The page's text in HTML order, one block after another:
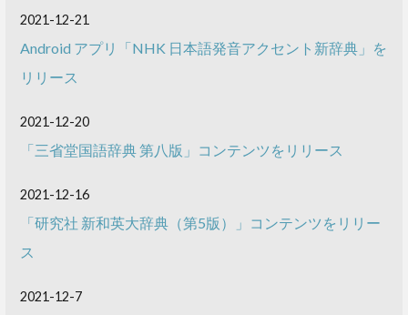
2021-12-21
Android アプリ「NHK 日本語発音アクセント新辞典」を
リリース
2021-12-20
「三省堂国語辞典 第八版」コンテンツをリリース
2021-12-16
「研究社 新和英大辞典（第5版）」コンテンツをリリー
ス
2021-12-7